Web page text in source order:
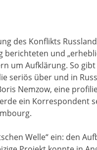
des Konflikts
berichteten und
um Aufklärung. So
seriös über und in
Nemzow, eine
ein Korrespondent
Welle“ ein: den